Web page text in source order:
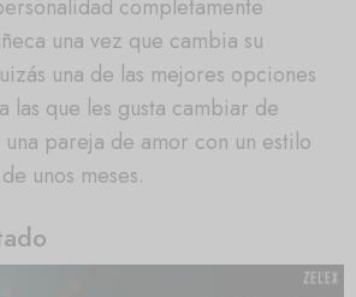
completamente
una vez que cambia su
una de las mejores opciones
las que les gusta cambiar de
pareja de amor con un estilo
unos meses.